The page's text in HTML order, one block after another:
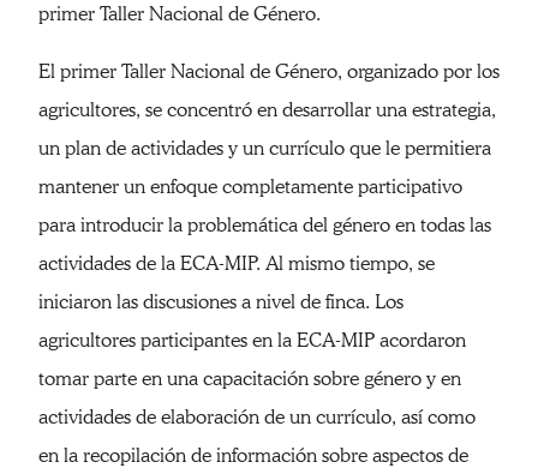
primer Taller Nacional de Género.
El primer Taller Nacional de Género, organizado por los
agricultores, se concentró en desarrollar una estrategia,
un plan de actividades y un currículo que le permitiera
mantener un enfoque completamente participativo
para introducir la problemática del género en todas las
actividades de la ECA-MIP. Al mismo tiempo, se
iniciaron las discusiones a nivel de finca. Los
agricultores participantes en la ECA-MIP acordaron
tomar parte en una capacitación sobre género y en
actividades de elaboración de un currículo, así como
en la recopilación de información sobre aspectos de